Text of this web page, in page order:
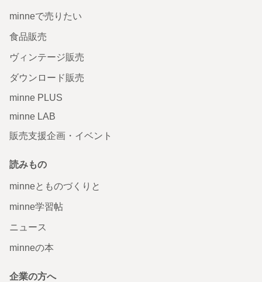
minneで売りたい
食品販売
ヴィンテージ販売
ダウンロード販売
minne PLUS
minne LAB
販売支援企画・イベント
読みもの
minneとものづくりと
minne学習帖
ニュース
minneの本
企業の方へ